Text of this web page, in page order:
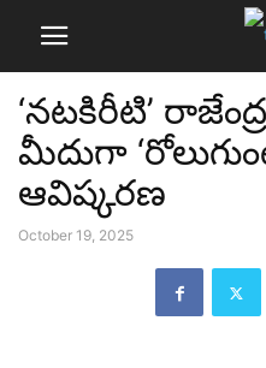
‘నటకిరీటి’
మీదుగా
ఆవిష్కరణ
October 19, 2025